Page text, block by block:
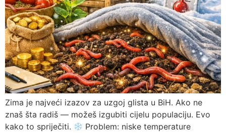
Zima je najveći izazov za uzgoj glista u BiH. Ako ne
znaš šta radiš — možeš izgubiti cijelu populaciju. Evo
kako to spriječiti.
Problem: niske temperature